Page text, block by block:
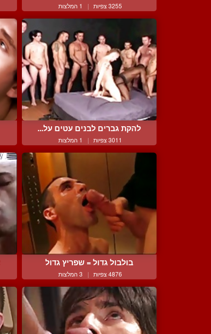
3255 צפיות | 1 המלצות
להקת גברים לבנים עטים על...
3011 צפיות | 1 המלצות
בולבול גדול = שפריץ גדול
4876 צפיות | 3 המלצות